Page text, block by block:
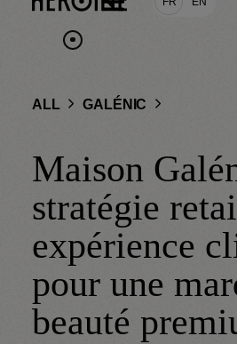
ALL GALÉNIC
Maison
stratégie
expérience
pour une
beauté